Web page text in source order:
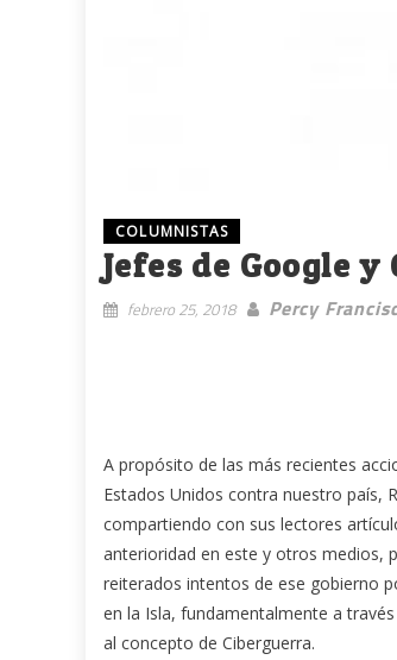
COLUMNISTAS
Jefes de Google
febrero 25, 2018 Percy
A propósito de las más recientes
Estados Unidos contra nuestro país,
compartiendo con sus lectores
anterioridad en este y otros medios,
reiterados intentos de ese gobierno
en la Isla, fundamentalmente a
al concepto de Ciberguerra.